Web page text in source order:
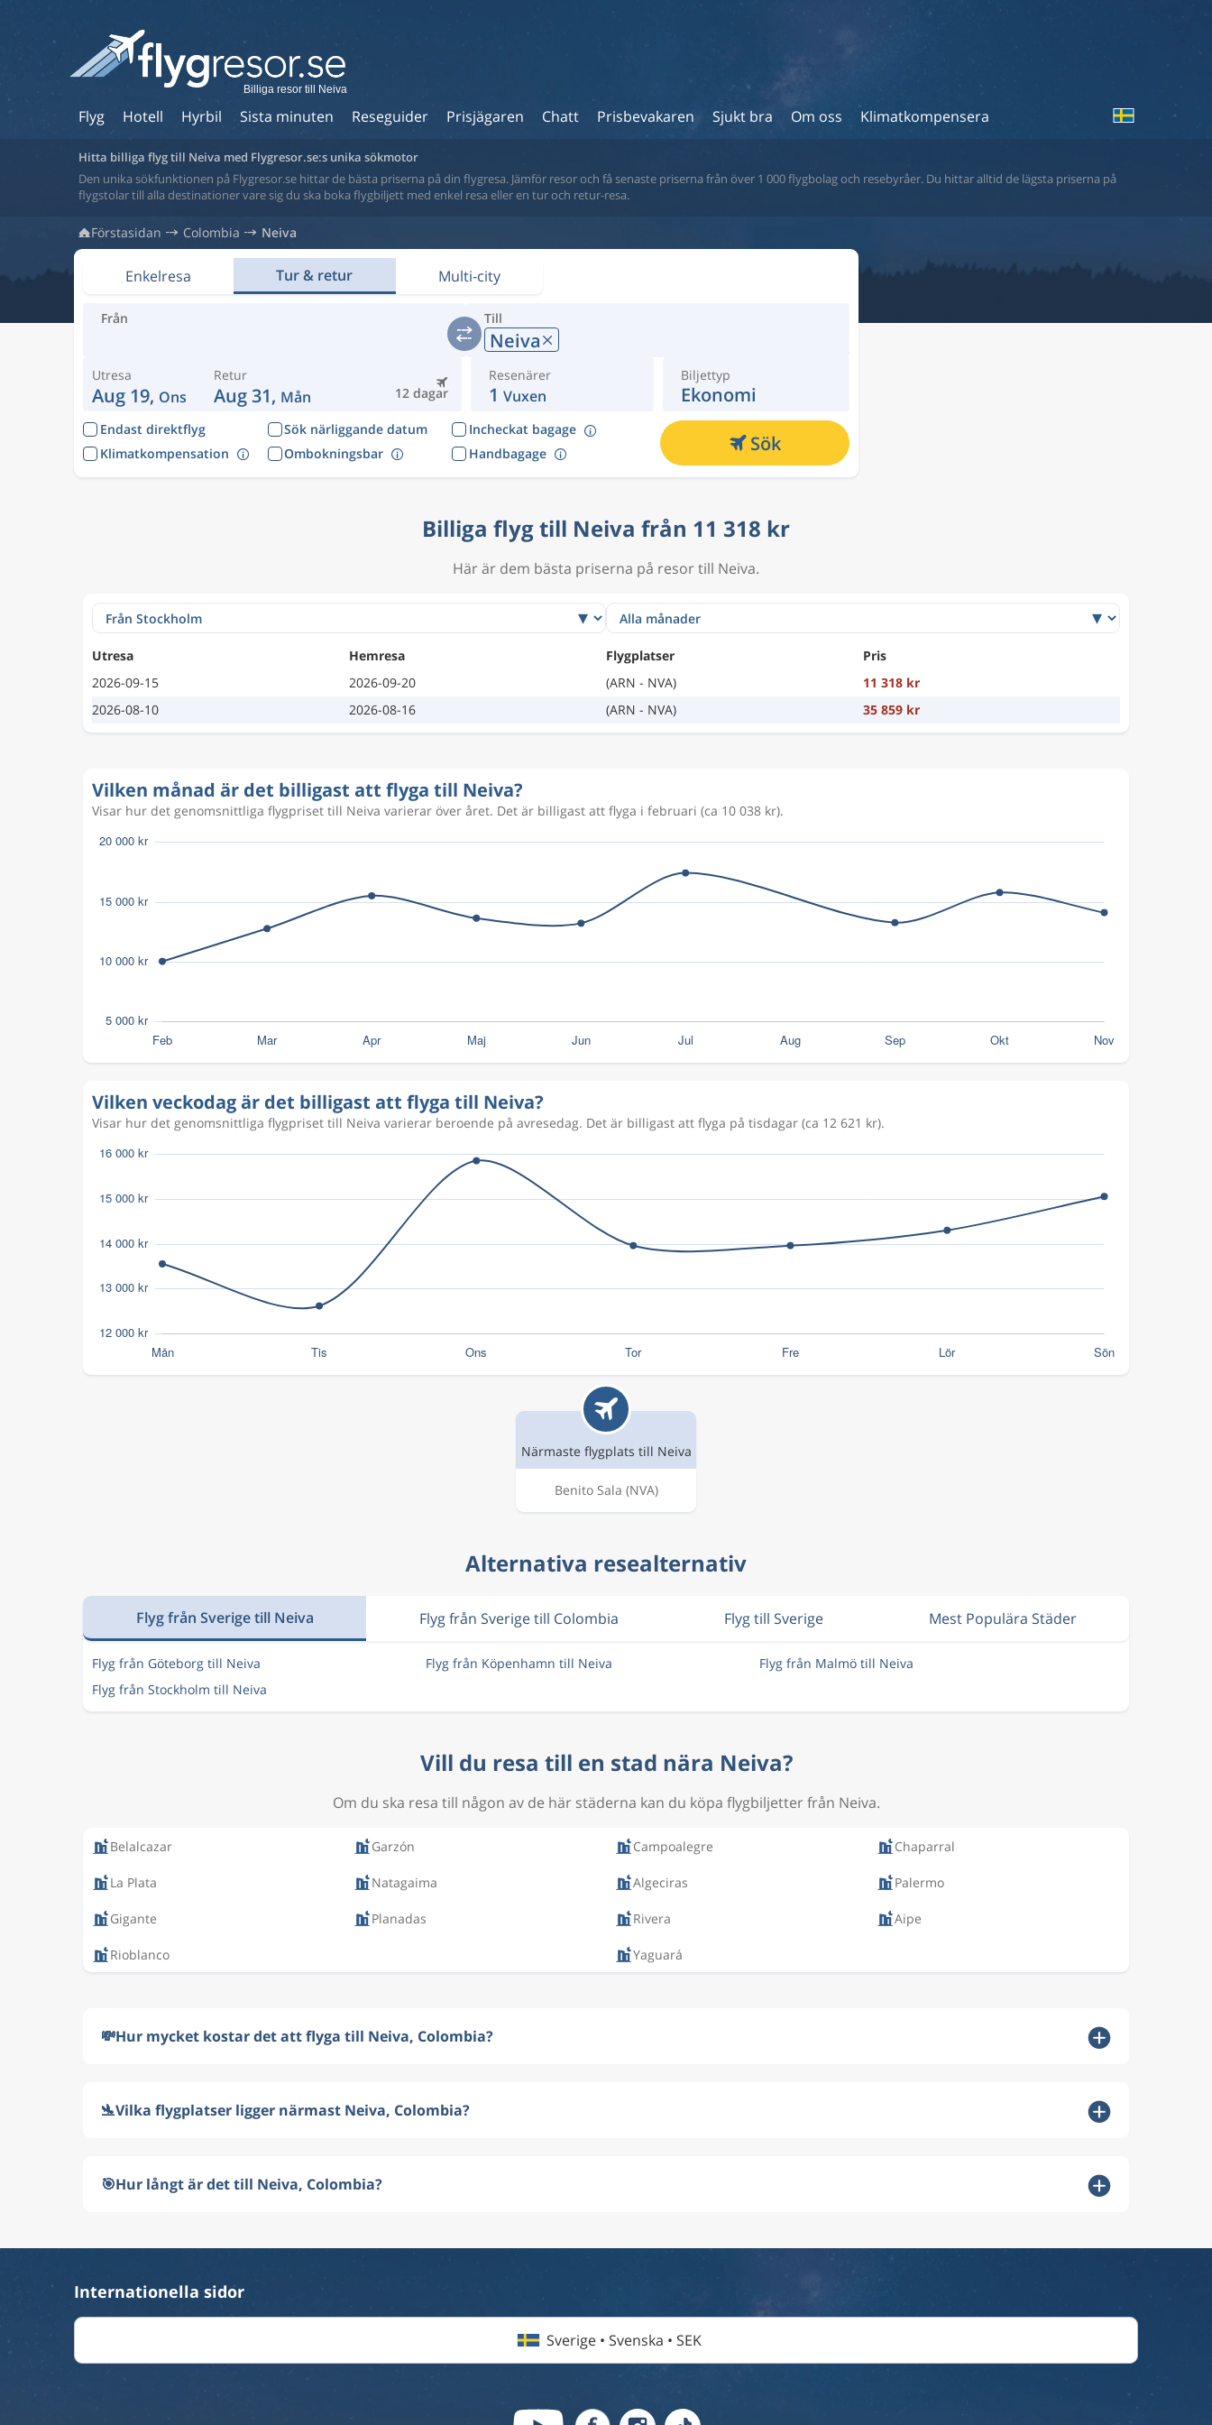
Flyg Hotell Hyrbil Sista minuten Reseguider Prisjägaren Chatt Prisbevakaren Sjukt bra Om oss Klimatkompensera
Billiga resor till Neiva
Hitta billiga flyg till Neiva med Flygresor.se:s unika sökmotor
Den unika sökfunktionen på Flygresor.se hittar de bästa priserna på din flygresa. Jämför resor och få senaste priserna från över 1 000 flygbolag och resebyråer. Du hittar alltid de lägsta priserna på
flygstolar till alla destinationer vare sig du ska boka flygbiljett med enkel resa eller en tur och retur-resa.
Förstasidan Colombia Neiva
Enkelresa Tur & retur Multi-city
Från Till
Neiva
Utresa
Aug 19, Ons 12 dagar
Retur
Aug 31, Mån
Resenärer
1 Vuxen
Biljettyp
Ekonomi
Endast direktflyg Sök närliggande datum
Incheckat bagage
Klimatkompensation
Ombokningsbar Handbagage Sök
Billiga flyg till Neiva från 11 318 kr
Här är dem bästa priserna på resor till Neiva.
Utresa Hemresa Flygplatser
Pris
2026-09-15
2026-09-20 (ARN - NVA)
11 318 kr
2026-08-10
2026-08-16 (ARN - NVA) 35 859 kr
Vilken månad är det billigast att flyga till Neiva?
Visar hur det genomsnittliga flygpriset till Neiva varierar över året. Det är billigast att flyga i februari (ca 10 038 kr).
Vilken veckodag är det billigast att flyga till Neiva?
Visar hur det genomsnittliga flygpriset till Neiva varierar beroende på avresedag. Det är billigast att flyga på tisdagar (ca 12 621 kr).
Närmaste flygplats till Neiva
Benito Sala (NVA)
Alternativa resealternativ
Flyg från Sverige till Neiva Flyg från Sverige till Colombia Flyg till Sverige Mest Populära Städer
Flyg från Göteborg till Neiva Flyg från Köpenhamn till Neiva
Flyg från Malmö till Neiva
Flyg från Stockholm till Neiva
Vill du resa till en stad nära Neiva?
Om du ska resa till någon av de här städerna kan du köpa flygbiljetter från Neiva.
Belalcazar Garzón Campoalegre Chaparral
La Plata Natagaima Algeciras Palermo
Gigante Planadas Rivera Aipe
Rioblanco Yaguará
💸Hur mycket kostar det att flyga till Neiva, Colombia?
🛬Vilka flygplatser ligger närmast Neiva, Colombia?
🎯Hur långt är det till Neiva, Colombia?
Internationella sidor
Sverige • Svenska • SEK